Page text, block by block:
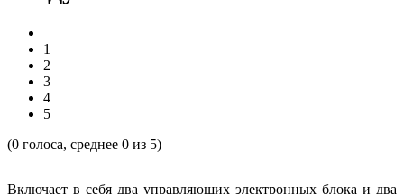
1
2
3
4
5
(0 голоса, среднее 0 из 5)
Включает в себя два управляющих электронных блока и два